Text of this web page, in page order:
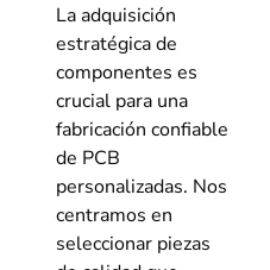
La adquisición
estratégica de
componentes es
crucial para una
fabricación confiable
de PCB
personalizadas. Nos
centramos en
seleccionar piezas